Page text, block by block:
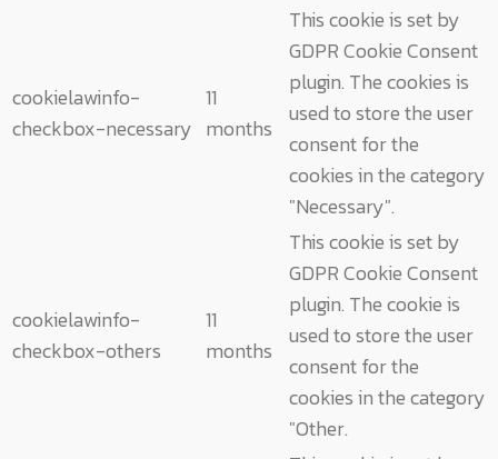
cookielawinfo-
checkbox-necessary
11
months
This cookie is set by
GDPR Cookie Consent
plugin. The cookies is
used to store the user
consent for the
cookies in the category
"Necessary".
cookielawinfo-
checkbox-others
11
months
This cookie is set by
GDPR Cookie Consent
plugin. The cookie is
used to store the user
consent for the
cookies in the category
"Other.